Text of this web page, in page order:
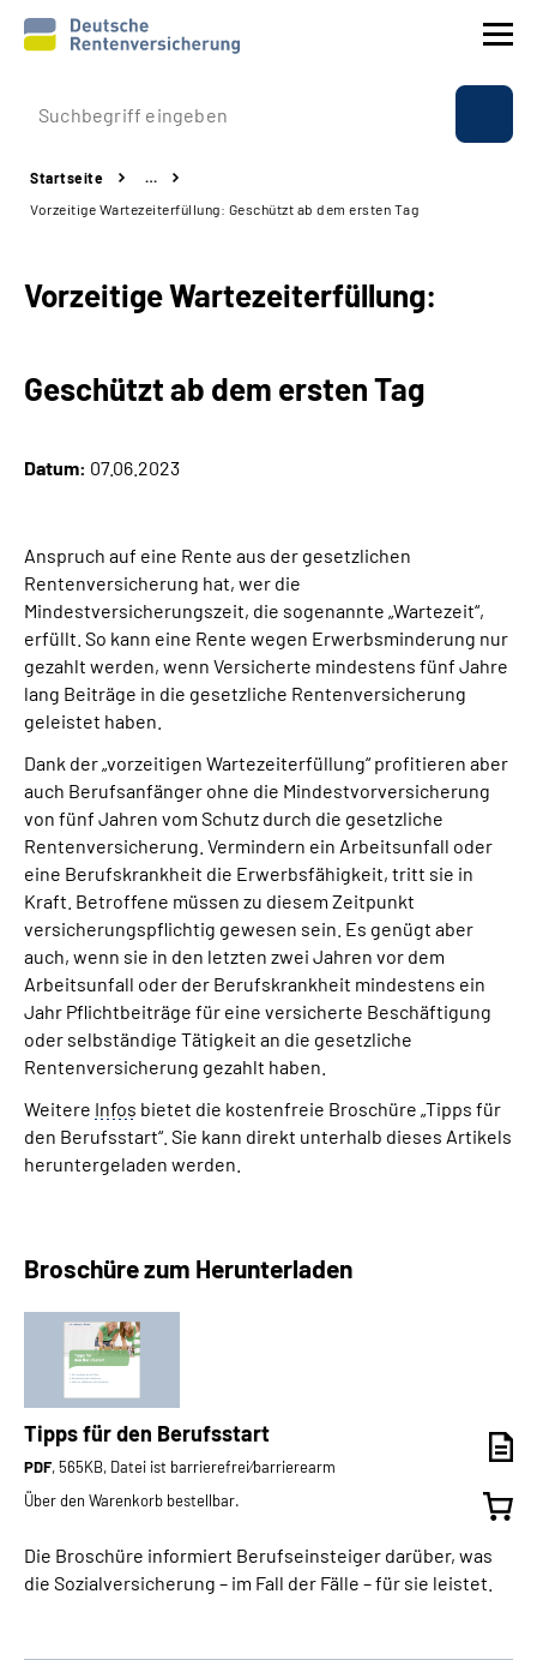
Prävention
Reha
Experten
Über uns & Presse
Suche
Language
Inhalte in Gebärdensprache (DGS)
Leichte Sprache
Mein Kundenportal
Startseite
…
Vorzeitige Wartezeiterfüllung: Geschützt ab dem ersten Tag
Vorzeitige Wartezeiterfüllung:
Geschützt ab dem ersten Tag
Datum: 07.06.2023
Anspruch auf eine Rente aus der gesetzlichen
Rentenversicherung hat, wer die
Mindestversicherungszeit, die sogenannte „Wartezeit“,
erfüllt. So kann eine Rente wegen Erwerbsminderung nur
gezahlt werden, wenn Versicherte mindestens fünf Jahre
lang Beiträge in die gesetzliche Rentenversicherung
geleistet haben.
Dank der „vorzeitigen Wartezeiterfüllung“ profitieren aber
auch Berufsanfänger ohne die Mindestvorversicherung
von fünf Jahren vom Schutz durch die gesetzliche
Rentenversicherung. Vermindern ein Arbeitsunfall oder
eine Berufskrankheit die Erwerbsfähigkeit, tritt sie in
Kraft. Betroffene müssen zu diesem Zeitpunkt
versicherungspflichtig gewesen sein. Es genügt aber
auch, wenn sie in den letzten zwei Jahren vor dem
Arbeitsunfall oder der Berufskrankheit mindestens ein
Jahr Pflichtbeiträge für eine versicherte Beschäftigung
oder selbständige Tätigkeit an die gesetzliche
Rentenversicherung gezahlt haben.
Weitere Infos bietet die kostenfreie Broschüre „Tipps für
den Berufsstart“. Sie kann direkt unterhalb dieses Artikels
heruntergeladen werden.
Broschüre zum Herunterladen
Tipps für den Berufsstart
PDF, 565KB, Datei ist barrierefrei⁄barrierearm
Über den Warenkorb bestellbar.
Die Broschüre informiert Berufseinsteiger darüber, was
die Sozialversicherung – im Fall der Fälle – für sie leistet.